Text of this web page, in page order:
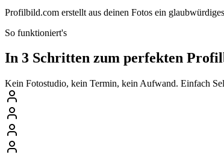
Profilbild.com erstellt aus deinen Fotos ein
So funktioniert's
In 3 Schritten zum perfekten
Kein Fotostudio, kein Termin, kein Aufwand. Einfach